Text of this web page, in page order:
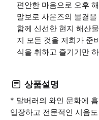
편안한 마음으로 오후
말보로 사운즈의 물결
함께 신선한 현지 해산
지 모든 것을 저희가 준
식을 취하고 즐기기만
상품설명
* 말버러의 와인 문화에
입장하고 전문적인 시음